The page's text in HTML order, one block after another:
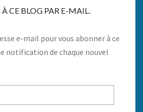
CE BLOG PAR E-MAIL.
e-mail pour vous abonner à ce
notification de chaque nouvel